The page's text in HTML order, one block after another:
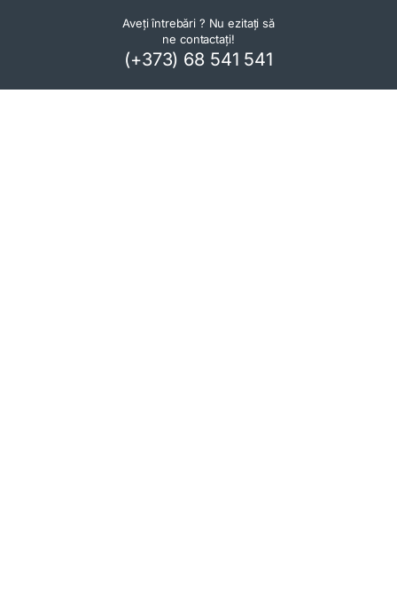
Aveți întrebări ? Nu ezitați să
ne contactați!
(+373) 68 541 541